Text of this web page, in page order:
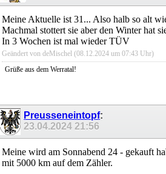
Meine Aktuelle ist 31... Also halb so alt
Machmal stottert sie aber den Winter hat
In 3 Wochen ist mal wieder TÜV
Geändert von deMischel (08.12.2024 um 07:43 Uhr)
Grüße aus dem Werratal!
Preusseneintopf:
23.04.202421:56
Meine wird am Sonnabend 24 - gekauft
mit 5000 km auf dem Zähler.